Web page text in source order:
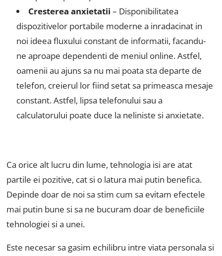
Cresterea anxietatii – Disponibilitatea
dispozitivelor portabile moderne a inradacinat in
noi ideea fluxului constant de informatii, facandu-
ne aproape dependenti de meniul online. Astfel,
oamenii au ajuns sa nu mai poata sta departe de
telefon, creierul lor fiind setat sa primeasca mesaje
constant. Astfel, lipsa telefonului sau a
calculatorului poate duce la neliniste si anxietate.
Ca orice alt lucru din lume, tehnologia isi are atat
partile ei pozitive, cat si o latura mai putin benefica.
Depinde doar de noi sa stim cum sa evitam efectele
mai putin bune si sa ne bucuram doar de beneficiile
tehnologiei si a unei.
Este necesar sa gasim echilibru intre viata personala si